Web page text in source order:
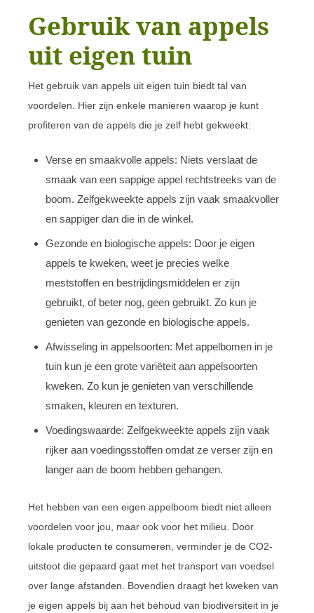
Gebruik van appels
uit eigen tuin
Het gebruik van appels uit eigen tuin biedt tal van
voordelen. Hier zijn enkele manieren waarop je kunt
profiteren van de appels die je zelf hebt gekweekt:
Verse en smaakvolle appels: Niets verslaat de
smaak van een sappige appel rechtstreeks van de
boom. Zelfgekweekte appels zijn vaak smaakvoller
en sappiger dan die in de winkel.
Gezonde en biologische appels: Door je eigen
appels te kweken, weet je precies welke
meststoffen en bestrijdingsmiddelen er zijn
gebruikt, of beter nog, geen gebruikt. Zo kun je
genieten van gezonde en biologische appels.
Afwisseling in appelsoorten: Met appelbomen in je
tuin kun je een grote variëteit aan appelsoorten
kweken. Zo kun je genieten van verschillende
smaken, kleuren en texturen.
Voedingswaarde: Zelfgekweekte appels zijn vaak
rijker aan voedingsstoffen omdat ze verser zijn en
langer aan de boom hebben gehangen.
Het hebben van een eigen appelboom biedt niet alleen
voordelen voor jou, maar ook voor het milieu. Door
lokale producten te consumeren, verminder je de CO2-
uitstoot die gepaard gaat met het transport van voedsel
over lange afstanden. Bovendien draagt het kweken van
je eigen appels bij aan het behoud van biodiversiteit in je